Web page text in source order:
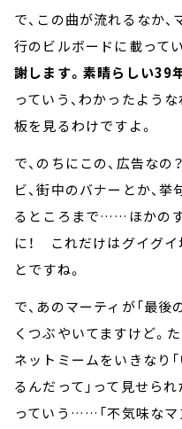
で、この曲が流れるなか
行のビルボードに載って
謝します。素晴らしい39
っていう、わかったよう
板を見るわけですよ。
で、のちにこの、広告なの
ビ、街中のバナーとか、
るところまで……ほかの
に！ これだけはグイグイ
とですね。
で、あのマーティが「最後
くつぶやいてますけど。
ネットミームをいきなり
るんだって」って見せられ
っていう……「不気味なマ